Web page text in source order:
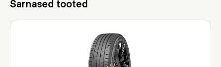
Sarnased tooted